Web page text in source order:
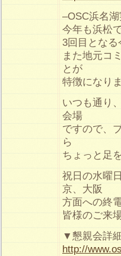
–OSC浜名
今年も浜松
3回目とな
また地元コ
とが
特徴になりま
いつも通り
会場
ですので、
ら
ちょっと足
祝日の水曜
京、大阪
方面への終
皆様のご来
▼懇親会詳
http://